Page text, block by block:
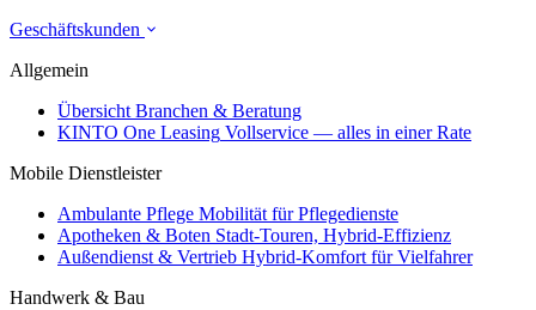
Geschäftskunden
Allgemein
Übersicht Branchen & Beratung
KINTO One Leasing Vollservice — alles in einer Rate
Mobile Dienstleister
Ambulante Pflege Mobilität für Pflegedienste
Apotheken & Boten Stadt-Touren, Hybrid-Effizienz
Außendienst & Vertrieb Hybrid-Komfort für Vielfahrer
Handwerk & Bau